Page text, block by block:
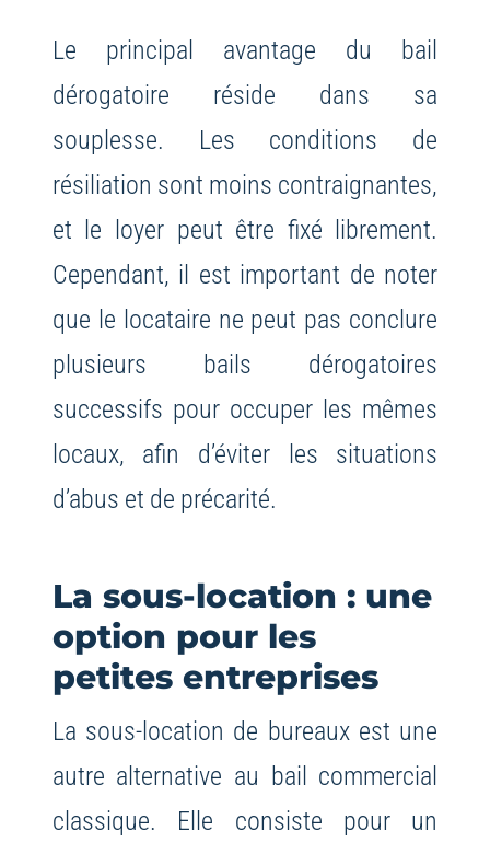
Le principal avantage du bail
dérogatoire réside dans sa
souplesse. Les conditions de
résiliation sont moins contraignantes,
et le loyer peut être fixé librement.
Cependant, il est important de noter
que le locataire ne peut pas conclure
plusieurs bails dérogatoires
successifs pour occuper les mêmes
locaux, afin d’éviter les situations
d’abus et de précarité.
La sous-location : une
option pour les
petites entreprises
La sous-location de bureaux est une
autre alternative au bail commercial
classique. Elle consiste pour un